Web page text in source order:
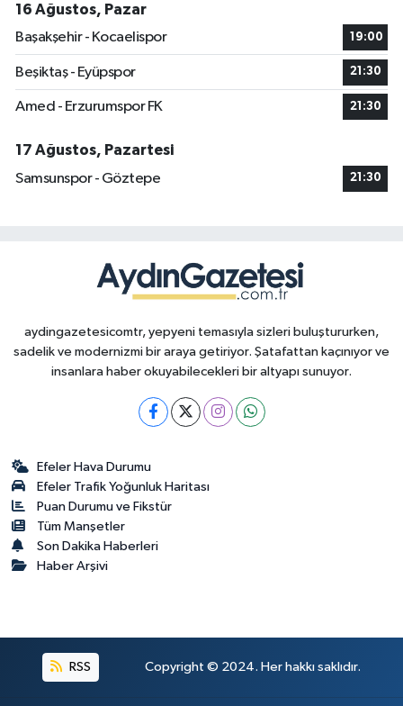
16 Ağustos, Pazar
Başakşehir - Kocaelispor
19:00
Beşiktaş - Eyüpspor 21:30
Amed - Erzurumspor FK 21:30
17 Ağustos, Pazartesi
Samsunspor - Göztepe
21:30
aydingazetesicomtr, yepyeni temasıyla sizleri buluştururken,
sadelik ve modernizmi bir araya getiriyor. Şatafattan kaçınıyor ve
insanlara haber okuyabilecekleri bir altyapı sunuyor.
Efeler Hava Durumu
Efeler Trafik Yoğunluk Haritası
Puan Durumu ve Fikstür
Tüm Manşetler
Son Dakika Haberleri
Haber Arşivi
RSS Copyright © 2024. Her hakkı saklıdır.